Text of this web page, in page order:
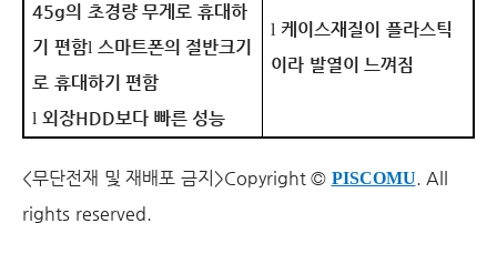
45g의 초경량 무게로 휴대하
기 편함l 스마트폰의 절반크기
로 휴대하기 편함
l 외장HDD보다 빠른 성능
l 케이스재질이 플라스틱
이라 발열이 느껴짐
<무단전재 및 재배포 금지>Copyright © PISCOMU. All
rights reserved.